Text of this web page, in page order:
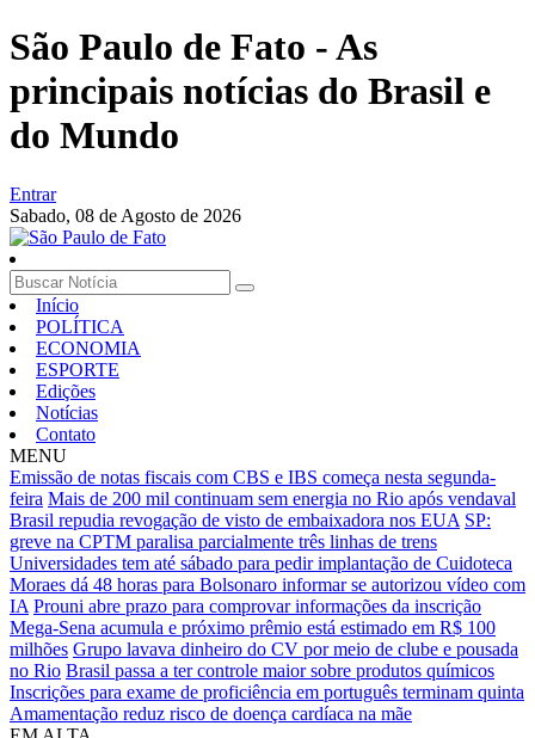
São Paulo de Fato - As
principais notícias do Brasil e
do Mundo
Entrar
Sabado, 08 de Agosto de 2026
Início
POLÍTICA
ECONOMIA
ESPORTE
Edições
Notícias
Contato
MENU
Emissão de notas fiscais com CBS e IBS começa nesta segunda-
feira Mais de 200 mil continuam sem energia no Rio após vendaval
Brasil repudia revogação de visto de embaixadora nos EUA SP:
greve na CPTM paralisa parcialmente três linhas de trens
Universidades tem até sábado para pedir implantação de Cuidoteca
Moraes dá 48 horas para Bolsonaro informar se autorizou vídeo com
IA Prouni abre prazo para comprovar informações da inscrição
Mega-Sena acumula e próximo prêmio está estimado em R$ 100
milhões Grupo lavava dinheiro do CV por meio de clube e pousada
no Rio Brasil passa a ter controle maior sobre produtos químicos
Inscrições para exame de proficiência em português terminam quinta
Amamentação reduz risco de doença cardíaca na mãe